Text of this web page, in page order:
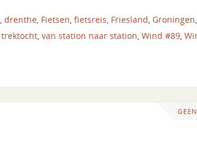
drenthe Fietsen fietsreis Friesland Groningen
trektocht van station naar station Wind #89